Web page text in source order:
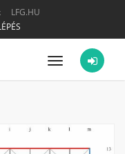
LFG.HU
Menü